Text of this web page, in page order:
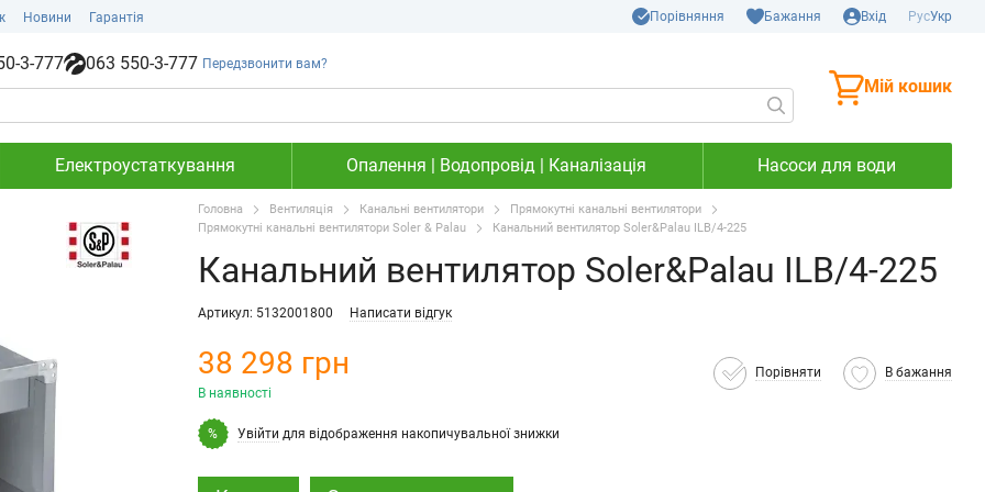
Новини Гарантія Порівняння Бажання Вхід РусУкр
3-777 063 550-3-777 Передзвонити вам?
Мій кошик
Електроустаткування Опалення | Водопровід | Каналізація Насоси для води
Головна Вентиляція Канальні вентилятори
Прямокутні канальні вентилятори
Прямокутні канальні вентилятори Soler & Palau
Канальний вентилятор Soler&Palau ILB/4-225
Канальний вентилятор Soler&Palau ILB/4-225
Артикул: 5132001800 Написати відгук
38 298 грн
В наявності
Порівняти В бажання
% Увійти для відображення накопичувальної знижки